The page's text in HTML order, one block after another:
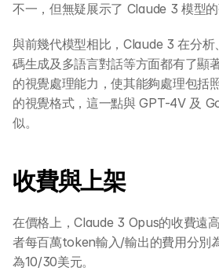
不一，但無疑展示了 Claude 3 模型的
與前幾代模型相比，Claude 3 在分
碼生成及多語言對話等方面都有了顯
的視覺處理能力，使其能夠處理包括
的視覺格式，這一點與 GPT-4V 及
似。
收費與上架
在價格上，Claude 3 Opus的收費遠
者每百萬token輸入/輸出的費用分別
為10/30美元。